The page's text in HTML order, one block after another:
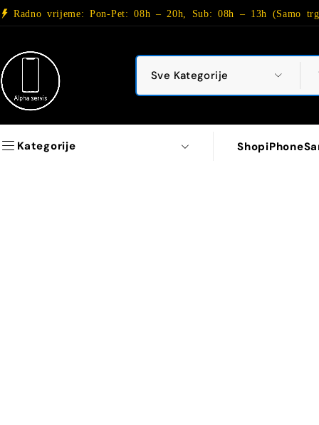
Radno vrijeme: Pon-Pet: 08h – 20h, Sub: 08h – 13h (Samo
Kategorije ShopiPhone